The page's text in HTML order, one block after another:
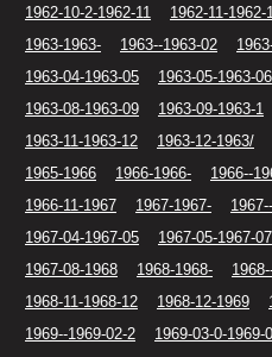
1962-10-2-1962-11
1962-11-1962-
1963-1963-
1963--1963-02
1963-04-1963-05
1963-05-1963-06
1963-08-1963-09
1963-09-1963-1
1963-11-1963-12
1963-12-1963/
1965-1966
1966-1966- 1966--
1966-11-1967
1967-1967-
1967-04-1967-05
1967-05-1967-07
1967-08-1968
1968-1968-
1968-11-1968-12
1968-12-1969
1969--1969-02-2
1969-03-0-1969-